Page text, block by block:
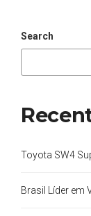
Search
Toyota SW4
Brasil Líder em